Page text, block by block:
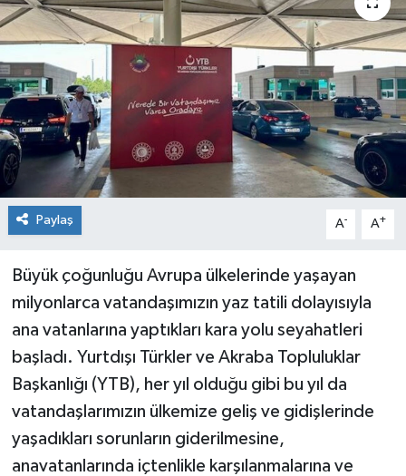
Paylaş A- A+
Büyük çoğunluğu Avrupa ülkelerinde yaşayan
milyonlarca vatandaşımızın yaz tatili dolayısıyla
ana vatanlarına yaptıkları kara yolu seyahatleri
başladı. Yurtdışı Türkler ve Akraba Topluluklar
Başkanlığı (YTB), her yıl olduğu gibi bu yıl da
vatandaşlarımızın ülkemize geliş ve gidişlerinde
yaşadıkları sorunların giderilmesine,
anavatanlarında içtenlikle karşılanmalarına ve